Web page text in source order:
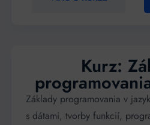
Kurz:
Základy programovania v
s dátami, tvorby funkcií,